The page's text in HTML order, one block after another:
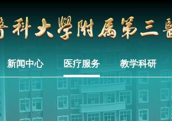
新闻中心 医疗服务 教学科研